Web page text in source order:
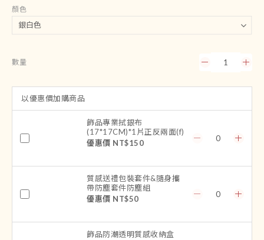
顏色
數量
以優惠價加購商品
飾品專業拭銀布
(17*17CM)*1片正反兩面(f)
優惠價 NT$150
質感送禮包裝套件&隨身攜
帶防塵套件防塵組
優惠價 NT$50
飾品防潮透明質感收納盒